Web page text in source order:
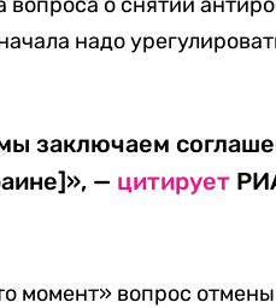
надо
заключаем
— цитирует
момент» вопрос